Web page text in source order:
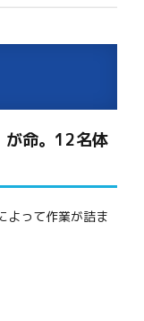
が命。12名体
よって作業が詰ま